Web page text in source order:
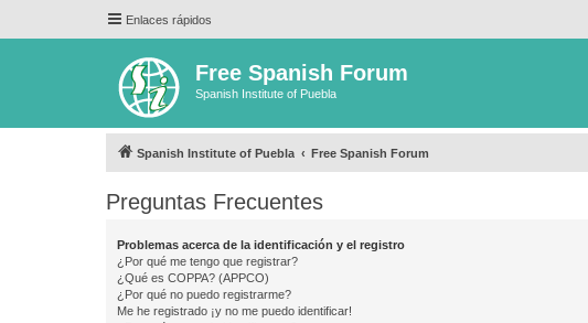
Enlaces rápidos
Free Spanish Forum
Spanish Institute of Puebla
Spanish Institute of Puebla Free Spanish Forum
Preguntas Frecuentes
Problemas acerca de la identificación y el registro
¿Por qué me tengo que registrar?
¿Qué es COPPA? (APPCO)
¿Por qué no puedo registrarme?
Me he registrado ¡y no me puedo identificar!